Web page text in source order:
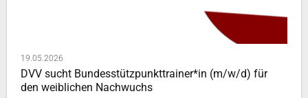
19.05.2026
DVV sucht Bundesstützpunkttrainer*in (m/w/d) für
den weiblichen Nachwuchs